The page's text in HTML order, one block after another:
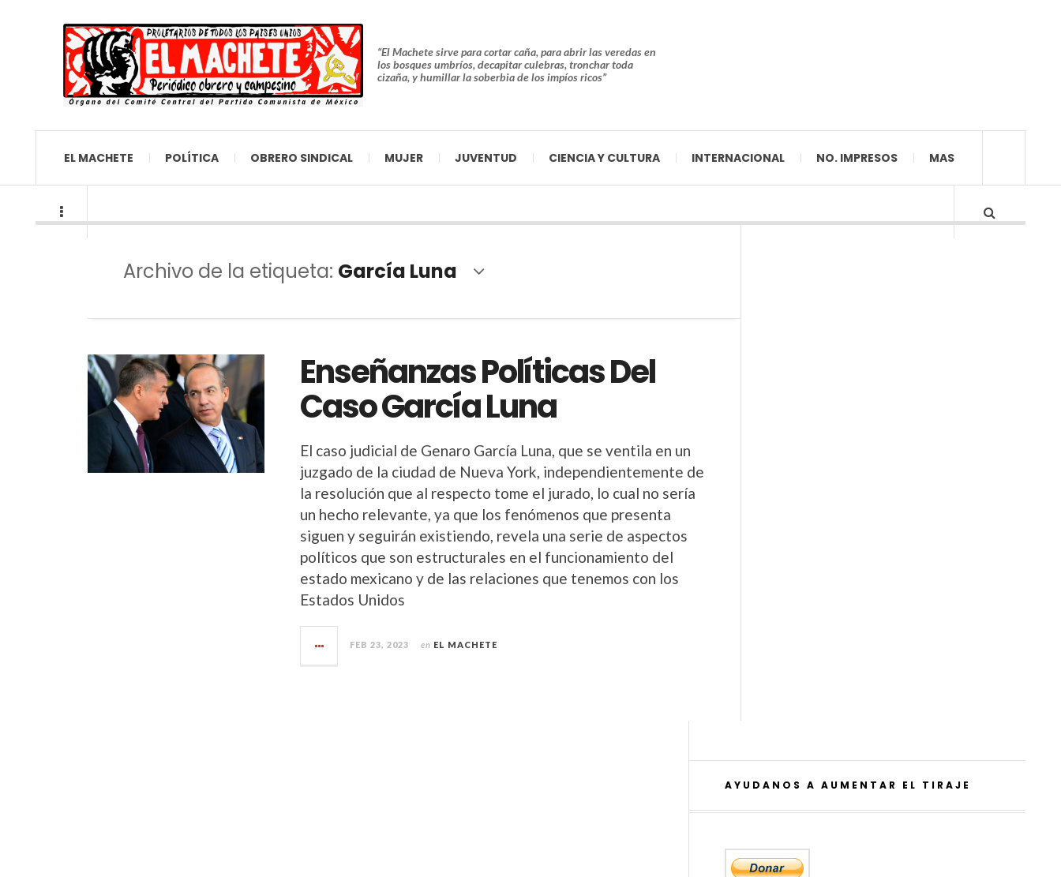
“El Machete sirve para cortar caña, para abrir las veredas en
los bosques umbríos, decapitar culebras, tronchar toda
cizaña, y humillar la soberbia de los impíos ricos”
EL MACHETE POLÍTICA OBRERO SINDICAL MUJER JUVENTUD CIENCIA Y CULTURA INTERNACIONAL NO. IMPRESOS MAS
Archivo de la etiqueta: García Luna
Enseñanzas Políticas Del
Caso García Luna
El caso judicial de Genaro García Luna, que se ventila en un
juzgado de la ciudad de Nueva York, independientemente de
la resolución que al respecto tome el jurado, lo cual no sería
un hecho relevante, ya que los fenómenos que presenta
siguen y seguirán existiendo, revela una serie de aspectos
políticos que son estructurales en el funcionamiento del
estado mexicano y de las relaciones que tenemos con los
Estados Unidos
FEB 23, 2023 en EL MACHETE
AYUDANOS A AUMENTAR EL TIRAJE